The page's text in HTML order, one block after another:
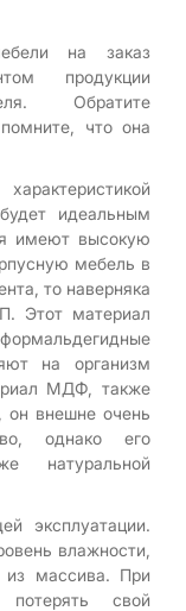
на заказ
продукции
Обратите
что она
идеальным
имеют высокую
мебель в
то наверняка
Этот материал
на организм
МДФ, также
он внешне очень
однако его
натуральной
эксплуатации.
влажности,
из массива. При
свой